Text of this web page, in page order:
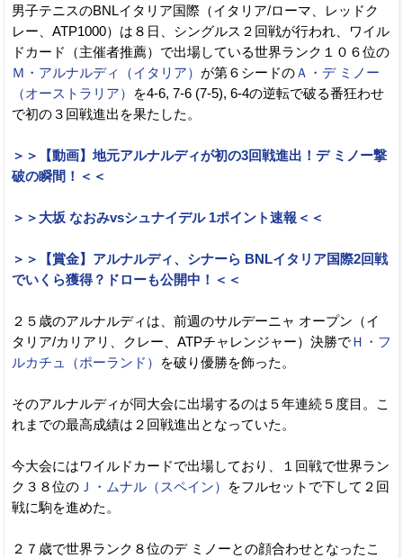
男子テニスのBNLイタリア国際（イタリア/ローマ、レッドク
レー、ATP1000）は８日、シングルス２回戦が行われ、ワイル
ドカード（主催者推薦）で出場している世界ランク１０６位の
Ｍ・アルナルディ（イタリア） が第６シードのＡ・デ ミノー
（オーストラリア）
を4-6, 7-6 (7-5), 6-4の逆転で破る番狂わせ
で初の３回戦進出を果たした。
＞＞【動画】地元アルナルディが初の3回戦進出！デ ミノー撃
破の瞬間！＜＜
＞＞大坂 なおみvsシュナイデル 1ポイント速報＜＜
＞＞【賞金】アルナルディ、シナーら BNLイタリア国際2回戦
でいくら獲得？ドローも公開中！＜＜
２５歳のアルナルディは、前週のサルデーニャ オープン（イ
タリア/カリアリ、クレー、ATPチャレンジャー）決勝でＨ・フ
ルカチュ（ポーランド）
を破り優勝を飾った。
そのアルナルディが同大会に出場するのは５年連続５度目。こ
れまでの最高成績は２回戦進出となっていた。
今大会にはワイルドカードで出場しており、１回戦で世界ラン
ク３８位の Ｊ・ムナル（スペイン）
をフルセットで下して２回
戦に駒を進めた。
２７歳で世界ランク８位のデ ミノーとの顔合わせとなったこ